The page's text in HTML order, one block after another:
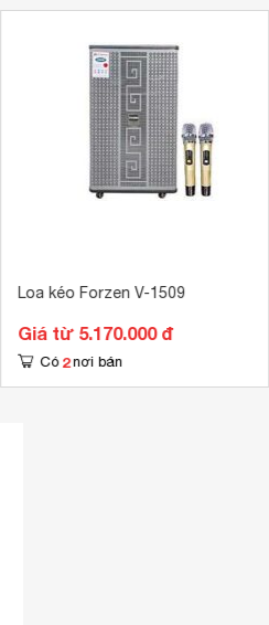
Loa kéo Forzen V-1509
Giá từ 5.170.000 đ
Có 2 nơi bán